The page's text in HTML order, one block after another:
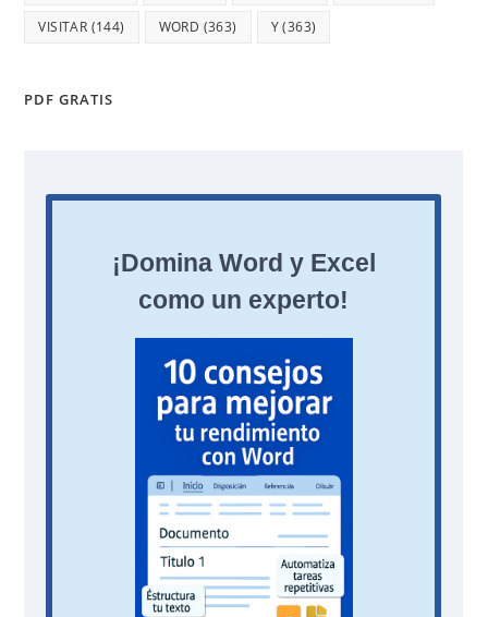
VISITAR (144) WORD (363) Y(363)
PDF GRATIS